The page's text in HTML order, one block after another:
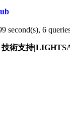
second(s), 6
技術支持